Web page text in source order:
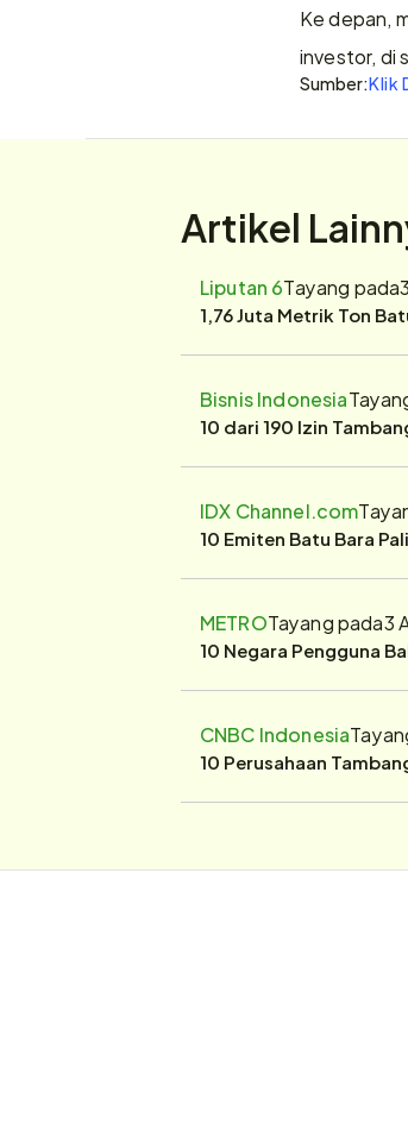
Ke depan,
investor, di
Sumber:Klik
Artikel
Liputan 6Tayang pada
1,76 Juta Metrik Ton
Bisnis Indonesia
10 dari 190 Izin
IDX Channel.com
10 Emiten Batu Bara
METROTayang pada3
10 Negara Pengguna
CNBC Indonesia
10 Perusahaan